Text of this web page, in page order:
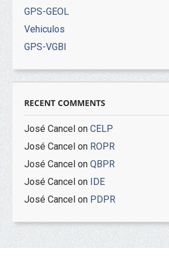
GPS-GEOL
Vehiculos
GPS-VGBI
RECENT COMMENTS
José Cancel on CELP
José Cancel on ROPR
José Cancel on QBPR
José Cancel on IDE
José Cancel on PDPR